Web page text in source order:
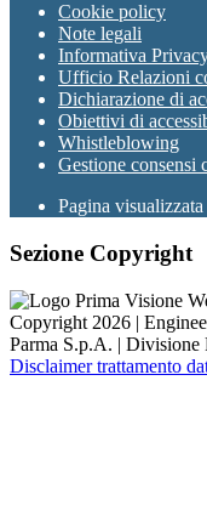
Cookie policy
Note legali
Informativa
Ufficio Relazioni
Dichiarazione di
Obiettivi di
Whistleblowing
Gestione consensi
Pagina visualizzata
Sezione Copyright
Copyright 2026 |
Parma S.p.A. |
Disclaimer trattamento